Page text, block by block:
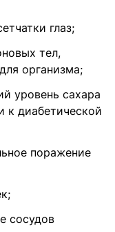
глаз;
тел,
организма;
уровень сахара
к диабетической
поражение
сосудов